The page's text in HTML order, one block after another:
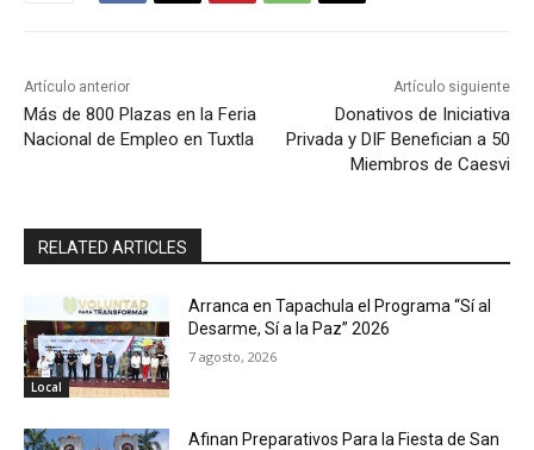
Artículo anterior
Más de 800 Plazas en la Feria
Nacional de Empleo en Tuxtla
Artículo siguiente
Donativos de Iniciativa
Privada y DIF Benefician a 50
Miembros de Caesvi
RELATED ARTICLES
Local
Arranca en Tapachula el Programa “Sí al
Desarme, Sí a la Paz” 2026
7 agosto, 2026
Afinan Preparativos Para la Fiesta de San